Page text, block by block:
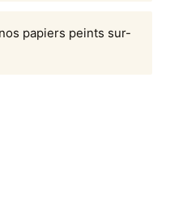
papiers peints sur-